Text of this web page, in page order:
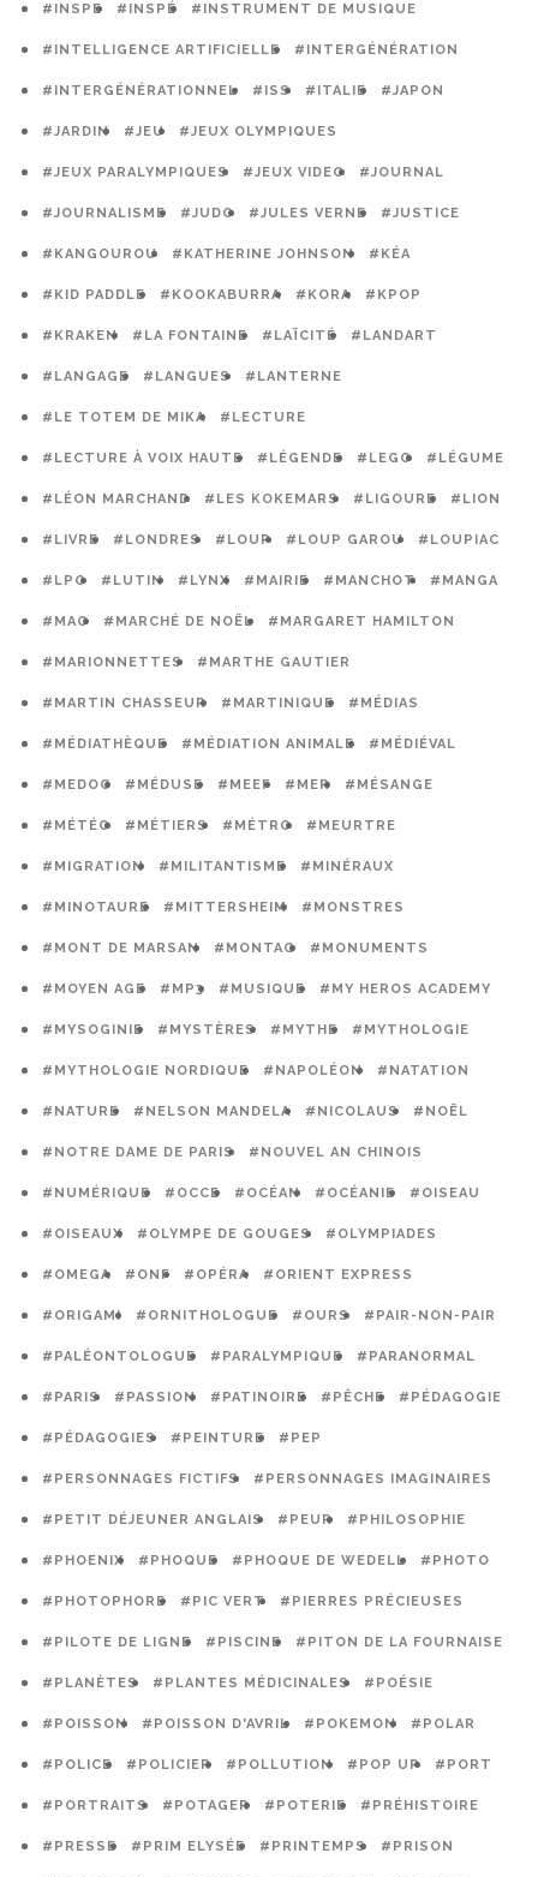
#INSPE #INSPÉ #INSTRUMENT DE MUSIQUE
#INTELLIGENCE ARTIFICIELLE #INTERGÉNÉRATION
#INTERGÉNÉRATIONNEL #ISS #ITALIE #JAPON
#JARDIN #JEU #JEUX OLYMPIQUES
#JEUX PARALYMPIQUES #JEUX VIDEO #JOURNAL
#JOURNALISME #JUDO #JULES VERNE #JUSTICE
#KANGOUROU #KATHERINE JOHNSON #KÉA
#KID PADDLE #KOOKABURRA #KORA #KPOP
#KRAKEN #LA FONTAINE #LAÏCITÉ #LANDART
#LANGAGE #LANGUES #LANTERNE
#LE TOTEM DE MIKA #LECTURE
#LECTURE À VOIX HAUTE #LÉGENDE #LEGO #LÉGUME
#LÉON MARCHAND #LES KOKEMARS #LIGOURE #LION
#LIVRE #LONDRES #LOUP #LOUP GAROU #LOUPIAC
#LPO #LUTIN #LYNX #MAIRIE #MANCHOT #MANGA
#MAO #MARCHÉ DE NOËL #MARGARET HAMILTON
#MARIONNETTES #MARTHE GAUTIER
#MARTIN CHASSEUR #MARTINIQUE #MÉDIAS
#MÉDIATHÈQUE #MÉDIATION ANIMALE #MÉDIÉVAL
#MEDOC #MÉDUSE #MEEF #MER #MÉSANGE
#MÉTÉO #MÉTIERS #MÉTRO #MEURTRE
#MIGRATION #MILITANTISME #MINÉRAUX
#MINOTAURE #MITTERSHEIM #MONSTRES
#MONT DE MARSAN #MONTAG #MONUMENTS
#MOYEN AGE #MP3 #MUSIQUE #MY HEROS ACADEMY
#MYSOGINIE #MYSTÈRES #MYTHE #MYTHOLOGIE
#MYTHOLOGIE NORDIQUE #NAPOLÉON #NATATION
#NATURE #NELSON MANDELA #NICOLAUS #NOËL
#NOTRE DAME DE PARIS #NOUVEL AN CHINOIS
#NUMÉRIQUE #OCCE #OCÉAN #OCÉANIE #OISEAU
#OISEAUX #OLYMPE DE GOUGES #OLYMPIADES
#OMEGA #ONF #OPÉRA #ORIENT EXPRESS
#ORIGAMI #ORNITHOLOGUE #OURS #PAIR-NON-PAIR
#PALÉONTOLOGUE #PARALYMPIQUE #PARANORMAL
#PARIS #PASSION #PATINOIRE #PÊCHE #PÉDAGOGIE
#PÉDAGOGIES #PEINTURE #PEP
#PERSONNAGES FICTIFS #PERSONNAGES IMAGINAIRES
#PETIT DÉJEUNER ANGLAIS #PEUR #PHILOSOPHIE
#PHOENIX #PHOQUE #PHOQUE DE WEDELL #PHOTO
#PHOTOPHORE #PIC VERT #PIERRES PRÉCIEUSES
#PILOTE DE LIGNE #PISCINE #PITON DE LA FOURNAISE
#PLANÈTES #PLANTES MÉDICINALES #POÉSIE
#POISSON #POISSON D'AVRIL #POKEMON #POLAR
#POLICE #POLICIER #POLLUTION #POP UP #PORT
#PORTRAITS #POTAGER #POTERIE #PRÉHISTOIRE
#PRESSE #PRIM ELYSÉE #PRINTEMPS #PRISON